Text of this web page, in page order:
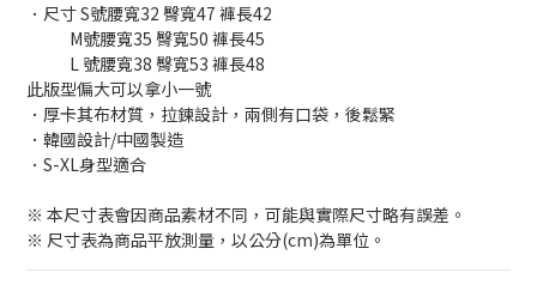
．尺寸 S號腰寬32 臀寬47 褲長42
            M號腰寬35 臀寬50 褲長45
            L 號腰寬38 臀寬53 褲長48
此版型偏大可以拿小一號
．厚卡其布材質，拉鍊設計，兩側有口袋，後鬆緊
．韓國設計/中國製造
．S-XL身型適合
※ 本尺寸表會因商品素材不同，可能與實際尺寸略有誤差。
※ 尺寸表為商品平放測量，以公分(cm)為單位。